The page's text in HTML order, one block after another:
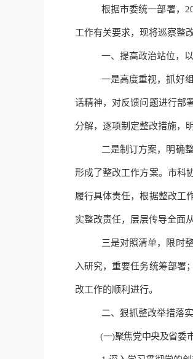
根据市委统一部署，
工作有关要求，现将巡察整
一、提高政治站位，
一是高度重视，抓好
话精神，对反馈问题进行部
分解，逐项制定整改措施，
二是制订方案，明确整
形成了整改工作方案。 市科
履行具体责任，根据整改工
实整改责任，层层传导全面
三是对照清单，限时
入研究，重要任务统筹部署
改工作的顺利进行。
二、狠抓整改举措落
(一)聚焦党中央及省委